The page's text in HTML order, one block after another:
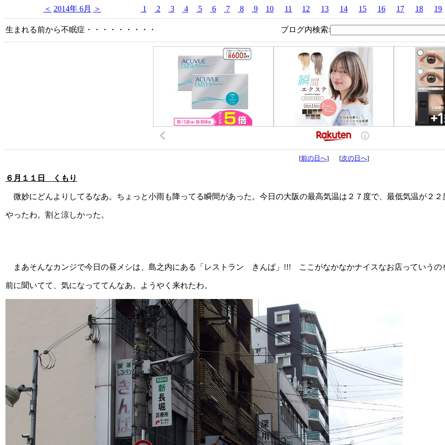
＜ 2014年 6月 ＞ 1 2 3 4 5 6 7 8 9 10 11 12 13 14 15 16 17 18 19
生まれる前から不眠症・・・・・・・・・ ブログ内検索:
[前の日へ] [次の日へ]
６月１１日 くもり
微妙にどんよりしてるなあ。ちょっと小雨も降ってる瞬間があった。今日の大阪の最高気温は２７度で、最低気温が２２
やったわ。割と涼しかった。
まあそんなカンジで今日の昼メシは、島之内にある「レストラン きんぱ」!!! ここがなかなかナイスなお店っていうの
前に聞いてて、気になっててんなあ。ようやく来れたわ。